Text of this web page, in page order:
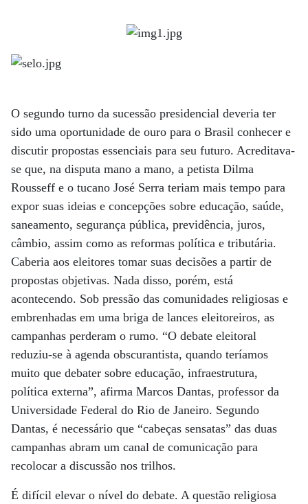
O segundo turno da su­cessão presidencial de­veria ter
sido uma oportunidade de ouro para o Brasil conhecer e
dis­cutir propostas essenciais para seu futuro. Acreditava-
se que, na disputa mano a mano, a petista Dilma
Rousseff e o tucano José Serra teriam mais tempo para
expor suas ideias e concepções sobre educação, saúde,
saneamento, segurança pública, previdência, juros,
câmbio, assim como as reformas política e tributária.
Caberia aos eleitores tomar suas decisões a partir de
propostas objetivas. Nada disso, porém, está
acontecendo. Sob pressão das comunidades religiosas e
embrenhadas em uma briga de lances eleitoreiros, as
campanhas perderam o rumo. “O debate eleitoral
reduziu-se à agenda obscurantista, quando teríamos
muito que debater sobre educação, infraestrutura,
política externa”, afirma Marcos Dantas, professor da
Universidade Federal do Rio de Janeiro. Segundo
Dantas, é necessário que “cabeças sen­satas” das duas
campanhas abram um canal de comunicação para
recolocar a discussão nos trilhos.
É difícil elevar o nível do debate. A questão religiosa